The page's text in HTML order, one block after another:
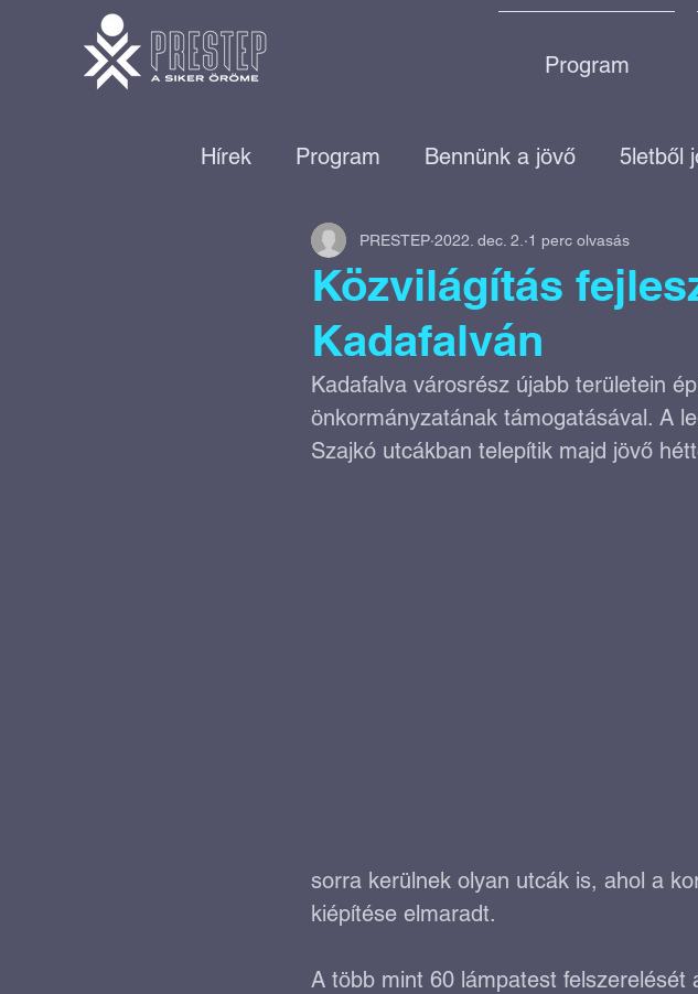
Program
Hírek Program Bennünk a jövő 5letből
Találd meg a helyed! Gazdasági fejlődés
Vállalkozói közösségépítés
Munkaerő-piaci programok Élhető város
Közvilágítás
Kadafalván
PRESTEP 2022. dec. 2. 1 perc olvasás
Kadafalva városrész újabb területein
önkormányzatának támogatásával. A
Szajkó utcákban telepítik majd jövő
sorra kerülnek olyan utcák is, ahol a
kiépítése elmaradt.
A több mint 60 lámpatest felszerelését